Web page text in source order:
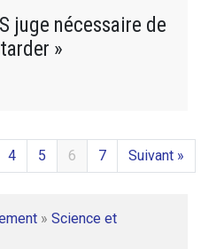
juge nécessaire de
»
4 5 6 7 Suivant »
» Science et